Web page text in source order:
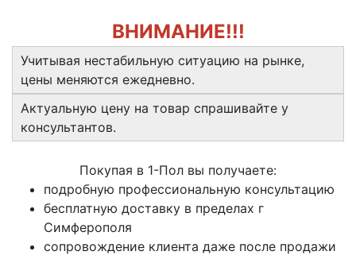
ВНИМАНИЕ!!!
Учитывая нестабильную ситуацию на рынке,
цены меняются ежедневно.
Актуальную цену на товар спрашивайте у
консультантов.
Покупая в 1-Пол вы получаете:
подробную профессиональную консультацию
бесплатную доставку в пределах г
Симферополя
сопровождение клиента даже после продажи